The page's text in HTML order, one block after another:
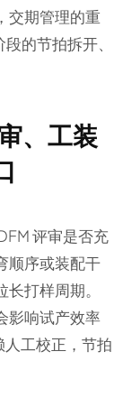
交期管理的重
的节拍拆开、
、工装
评审是否充
顺序或装配干
打样周期。
影响试产效率
工校正，节拍